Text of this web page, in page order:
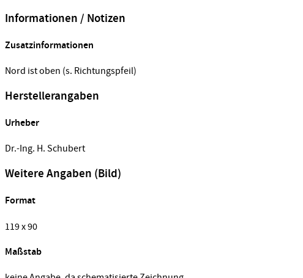
Informationen / Notizen
Zusatzinformationen
Nord ist oben (s. Richtungspfeil)
Herstellerangaben
Urheber
Dr.-Ing. H. Schubert
Weitere Angaben (Bild)
Format
119 x 90
Maßstab